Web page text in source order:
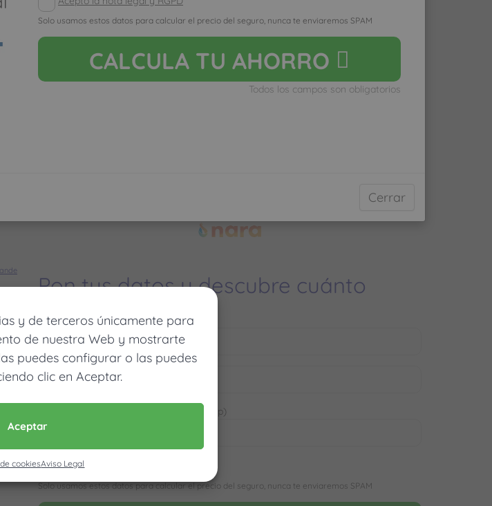
y de terceros únicamente para
de nuestra Web y mostrarte
puedes configurar o las puedes
clic en Aceptar.
Aceptar
cookiesAviso Legal
seguro de salud
Los meses que vayas poco al médico pagarás
muy poco, y cuando vayas mucho pagarás
como con un seguro médico normal
Pon tus datos y descubre cuánto
dinero ahorrarías
Móvil (Enviamos resultados vía WhatsApp)
Acepto la nota legal y RGPD
Solo usamos estos datos para calcular el precio del seguro, nunca te enviaremos SPAM
Solo usamos estos datos para calcular el precio del seguro, nunca te enviaremos SPAM
CALCULA TU AHORRO
Todos los campos son obligatorios
Cerrar